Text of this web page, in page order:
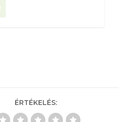
ÉRTÉKELÉS: